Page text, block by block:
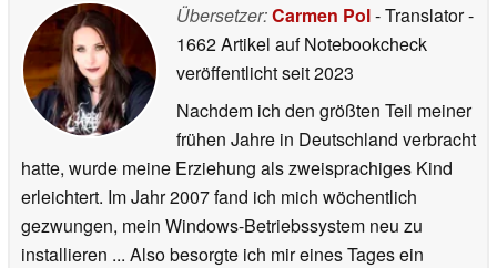
Übersetzer:Carmen Pol- Translator-
1662 Artikel auf Notebookcheck
veröffentlichtseit 2023
Nachdem ich den größten Teil meiner
frühen Jahre in Deutschland verbracht
hatte, wurde meine Erziehung als zweisprachiges Kind
erleichtert. Im Jahr 2007 fand ich mich wöchentlich
gezwungen, mein Windows-Betriebssystem neu zu
installieren ... Also besorgte ich mir eines Tages ein